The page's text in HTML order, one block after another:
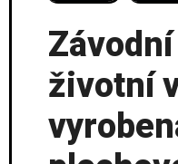
životní